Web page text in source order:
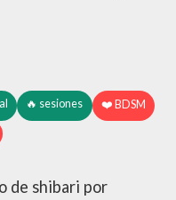
🔥 sesiones ❤️ BDSM
de shibari por